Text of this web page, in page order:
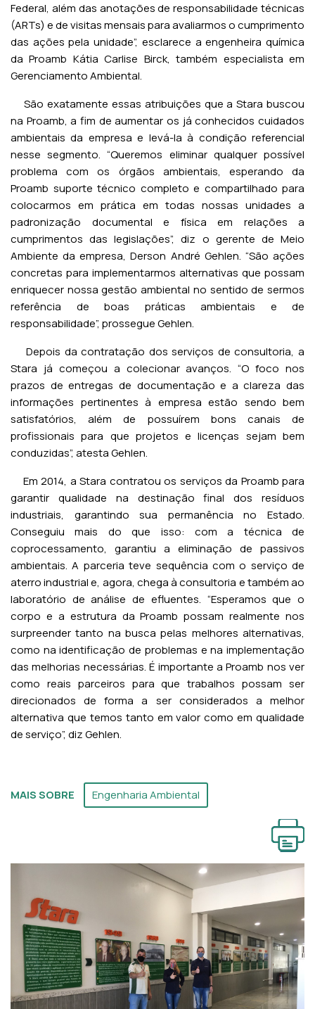
Federal, além das anotações de responsabilidade técnicas
(ARTs) e de visitas mensais para avaliarmos o cumprimento
das ações pela unidade”, esclarece a engenheira química
da Proamb Kátia Carlise Birck, também especialista em
Gerenciamento Ambiental.
São exatamente essas atribuições que a Stara buscou
na Proamb, a fim de aumentar os já conhecidos cuidados
ambientais da empresa e levá-la à condição referencial
nesse segmento. “Queremos eliminar qualquer possível
problema com os órgãos ambientais, esperando da
Proamb suporte técnico completo e compartilhado para
colocarmos em prática em todas nossas unidades a
padronização documental e física em relações a
cumprimentos das legislações”, diz o gerente de Meio
Ambiente da empresa, Derson André Gehlen. “São ações
concretas para implementarmos alternativas que possam
enriquecer nossa gestão ambiental no sentido de sermos
referência de boas práticas ambientais e de
responsabilidade”, prossegue Gehlen.
Depois da contratação dos serviços de consultoria, a
Stara já começou a colecionar avanços. “O foco nos
prazos de entregas de documentação e a clareza das
informações pertinentes à empresa estão sendo bem
satisfatórios, além de possuírem bons canais de
profissionais para que projetos e licenças sejam bem
conduzidas”, atesta Gehlen.
Em 2014, a Stara contratou os serviços da Proamb para
garantir qualidade na destinação final dos resíduos
industriais, garantindo sua permanência no Estado.
Conseguiu mais do que isso: com a técnica de
coprocessamento, garantiu a eliminação de passivos
ambientais. A parceria teve sequência com o serviço de
aterro industrial e, agora, chega à consultoria e também ao
laboratório de análise de efluentes. “Esperamos que o
corpo e a estrutura da Proamb possam realmente nos
surpreender tanto na busca pelas melhores alternativas,
como na identificação de problemas e na implementação
das melhorias necessárias. É importante a Proamb nos ver
como reais parceiros para que trabalhos possam ser
direcionados de forma a ser considerados a melhor
alternativa que temos tanto em valor como em qualidade
de serviço”, diz Gehlen.
MAIS SOBRE Engenharia Ambiental